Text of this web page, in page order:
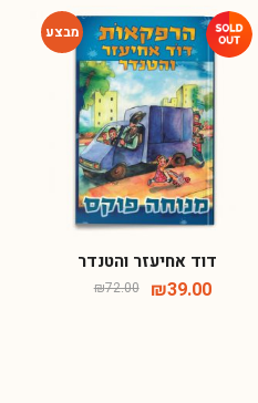
דוד אחיעזר והטנדר
₪72.00 ₪39.00